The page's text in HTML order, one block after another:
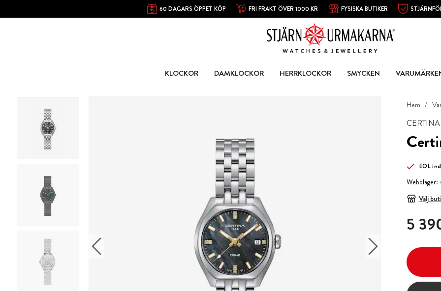
60 DAGARS ÖPPET KÖP FRI FRAKT ÖVER 1000 KR FYSISKA BUTIKER
KLOCKOR DAMKLOCKOR HERRKLOCKOR SMYCKEN
Hem
CERTINA
EOL
Webblager:
Välj
Pris :5
5